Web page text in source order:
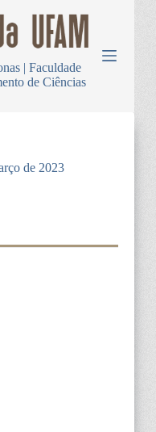
| Faculdade
de Ciências
de 2023